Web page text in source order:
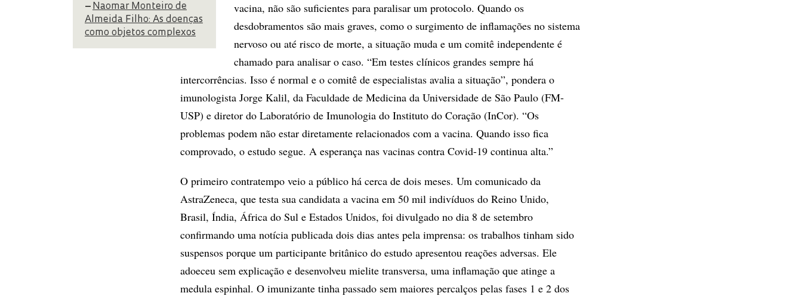
– Naomar Monteiro de
Almeida Filho: As doenças
como objetos complexos
vacina, não são suficientes para paralisar um protocolo. Quando os
desdobramentos são mais graves, como o surgimento de inflamações no sistema
nervoso ou até risco de morte, a situação muda e um comitê independente é
chamado para analisar o caso. “Em testes clínicos grandes sempre há
intercorrências. Isso é normal e o comitê de especialistas avalia a situação”, pondera o
imunologista Jorge Kalil, da Faculdade de Medicina da Universidade de São Paulo (FM-
USP) e diretor do Laboratório de Imunologia do Instituto do Coração (InCor). “Os
problemas podem não estar diretamente relacionados com a vacina. Quando isso fica
comprovado, o estudo segue. A esperança nas vacinas contra Covid-19 continua alta.”
O primeiro contratempo veio a público há cerca de dois meses. Um comunicado da
AstraZeneca, que testa sua candidata a vacina em 50 mil indivíduos do Reino Unido,
Brasil, Índia, África do Sul e Estados Unidos, foi divulgado no dia 8 de setembro
confirmando uma notícia publicada dois dias antes pela imprensa: os trabalhos tinham sido
suspensos porque um participante britânico do estudo apresentou reações adversas. Ele
adoeceu sem explicação e desenvolveu mielite transversa, uma inflamação que atinge a
medula espinhal. O imunizante tinha passado sem maiores percalços pelas fases 1 e 2 dos